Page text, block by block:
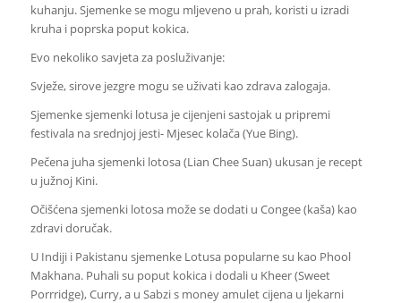
kuhanju. Sjemenke se mogu mljeveno u prah, koristi u izradi
kruha i poprska poput kokica.
Evo nekoliko savjeta za posluživanje:
Svježe, sirove jezgre mogu se uživati kao zdrava zalogaja.
Sjemenke sjemenki lotusa je cijenjeni sastojak u pripremi
festivala na srednjoj jesti- Mjesec kolača (Yue Bing).
Pečena juha sjemenki lotosa (Lian Chee Suan) ukusan je recept
u južnoj Kini.
Očišćena sjemenki lotosa može se dodati u Congee (kaša) kao
zdravi doručak.
U Indiji i Pakistanu sjemenke Lotusa popularne su kao Phool
Makhana. Puhali su poput kokica i dodali u Kheer (Sweet
Porrridge), Curry, a u Sabzi s money amulet cijena u ljekarni